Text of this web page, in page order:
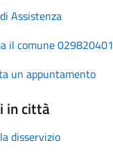
Assistenza
il comune 029820401
un appuntamento
in città
disservizio